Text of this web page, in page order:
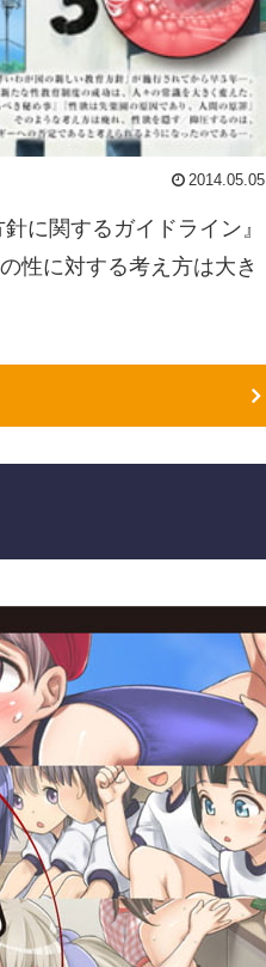
2014.05.05
に関するガイドライン』
性に対する考え方は大き